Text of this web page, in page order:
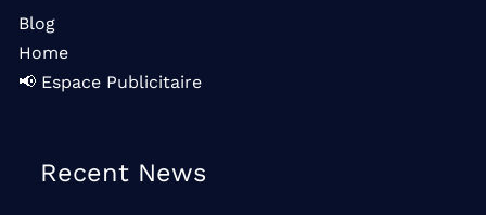
Blog
Home
📢 Espace Publicitaire
Recent News